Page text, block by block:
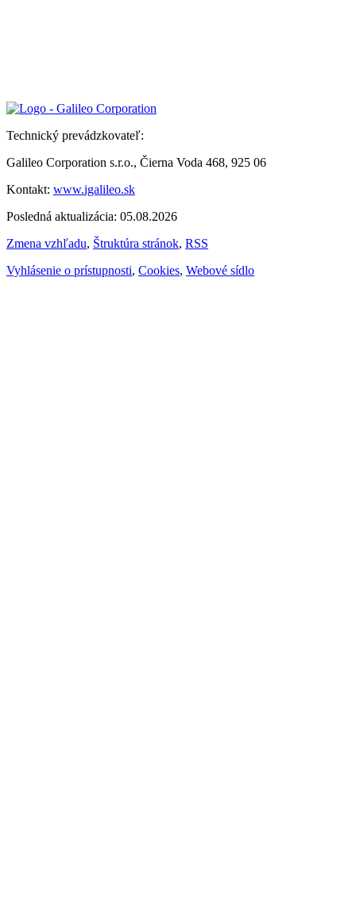
Technický prevádzkovateľ:
Galileo Corporation s.r.o., Čierna Voda 468, 925 06
Kontakt: www.igalileo.sk
Posledná aktualizácia: 05.08.2026
Zmena vzhľadu, Štruktúra stránok, RSS
Vyhlásenie o prístupnosti, Cookies, Webové sídlo